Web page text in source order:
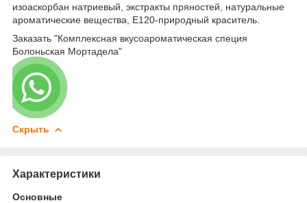
изоаскорбан натриевый, экстракты пряностей, натуральные
ароматические вещества, E120-природный краситель.
Заказать "Комплексная вкусоароматическая специя
Болоньская Мортадела"
Скрыть
Характеристики
Основные